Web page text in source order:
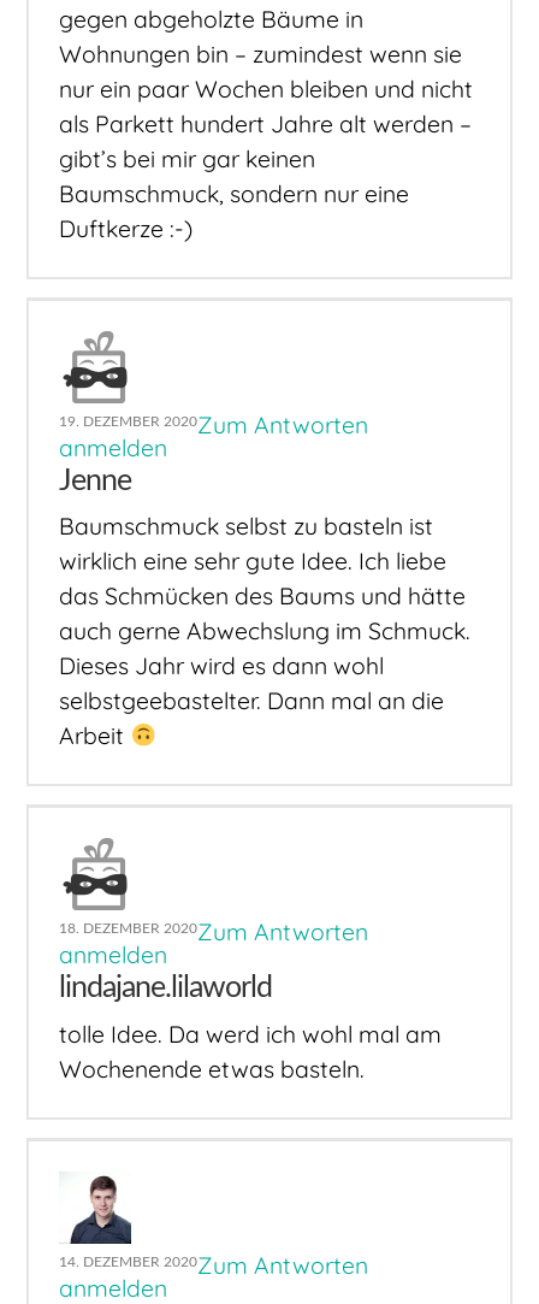
gegen abgeholzte Bäume in
Wohnungen bin – zumindest wenn sie
nur ein paar Wochen bleiben und nicht
als Parkett hundert Jahre alt werden –
gibt’s bei mir gar keinen
Baumschmuck, sondern nur eine
Duftkerze :-)
19. DEZEMBER 2020Zum Antworten
anmelden
Jenne
Baumschmuck selbst zu basteln ist
wirklich eine sehr gute Idee. Ich liebe
das Schmücken des Baums und hätte
auch gerne Abwechslung im Schmuck.
Dieses Jahr wird es dann wohl
selbstgeebastelter. Dann mal an die
Arbeit
18. DEZEMBER 2020Zum Antworten
anmelden
lindajane.lilaworld
tolle Idee. Da werd ich wohl mal am
Wochenende etwas basteln.
14. DEZEMBER 2020Zum Antworten
anmelden